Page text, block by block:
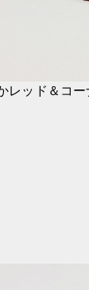
レッド＆コ